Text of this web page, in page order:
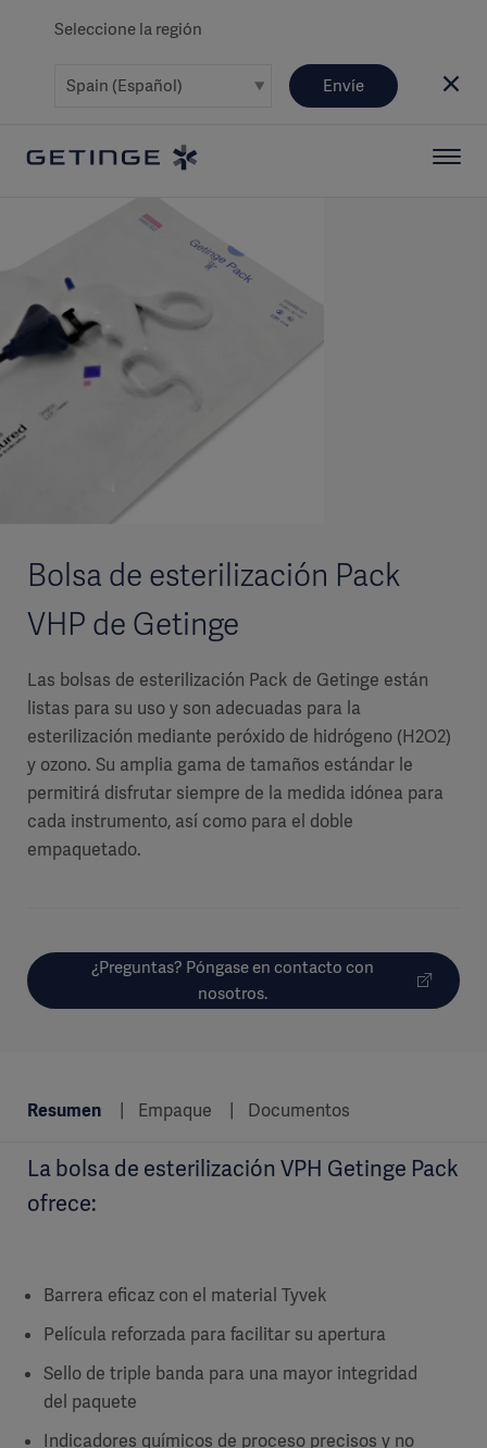
Seleccione la región
Envíe
Bolsa de esterilización Pack
VHP de Getinge
Las bolsas de esterilización Pack de Getinge están
listas para su uso y son adecuadas para la
esterilización mediante peróxido de hidrógeno (H2O2)
y ozono. Su amplia gama de tamaños estándar le
permitirá disfrutar siempre de la medida idónea para
cada instrumento, así como para el doble
empaquetado.
¿Preguntas? Póngase en contacto con
nosotros.
Resumen Empaque Documentos
La bolsa de esterilización VPH Getinge Pack
ofrece:
Barrera eficaz con el material Tyvek
Película reforzada para facilitar su apertura
Sello de triple banda para una mayor integridad
del paquete
Indicadores químicos de proceso precisos y no